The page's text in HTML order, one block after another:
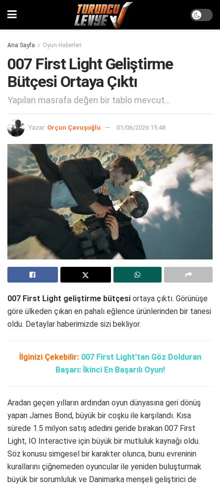
Ana Sayfa Oyun Haberleri
007 First Light Geliştirme
Bütçesi Ortaya Çıktı
Yapılan masrafa değen bir tablo mevcut...
Yazar: Orçun Çavuşoğlu 01/06/2026 15:48
007 First Light geliştirme bütçesi ortaya çıktı. Görünüşe
göre ülkeden çıkan en pahalı eğlence ürünlerinden bir tanesi
oldu. Detaylar haberimizde sizi bekliyor.
İlginizi Çekebilir: 007 First Light’tan Göz Dolduran
Başarı: İkinci En Başarılı Oyun!
Aradan geçen yılların ardından oyun dünyasına geri dönüş
yapan James Bond, büyük bir coşku ile karşılandı. Kısa
sürede 1.5 milyon satış adedini geride bırakan 007 First
Light, IO Interactive için büyük bir mutluluk kaynağı oldu.
Söz konusu simgesel bir karakter olunca, bunu evreninin
kurallarını çiğnemeden oyuncular ile yeniden buluşturmak
büyük bir sorumluluk ve Danimarka menşeli geliştirici de